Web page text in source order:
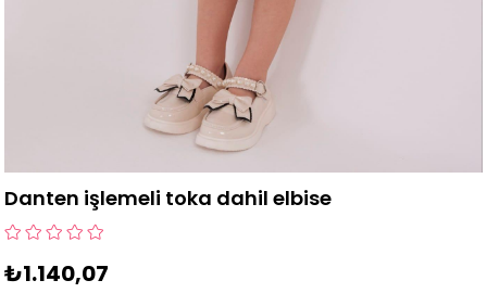
Danten işlemeli toka dahil elbise
₺1.140,07